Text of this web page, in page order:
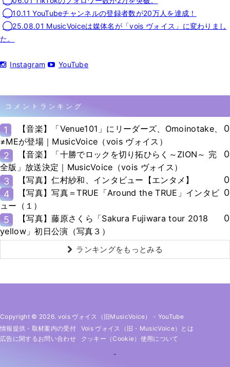
◯10.11 YouTubeチャンネルの登録者数が20万人を達成！
◯25.08.01 MusicVoiceは媒体名が「vois ヴォイス」に変わりまし
た。
Instagram YouTube
コメントランキング
1
【音楽】「Venue101」にリーダーズ、Omoinotake、
≠MEが登場｜MusicVoice（vois ヴォイス）
0
2
【音楽】「十勝でロックを切り拓ひらく～ZION～ 完
全版」放送決定｜MusicVoice（vois ヴォイス）
0
3 【写真】仁村紗和、インタビュー【エンタメ】
0
4
【写真】写真＝TRUE「Around the TRUE」インタビ
ュー（１）
0
5
【写真】藤原さくら「Sakura Fujiwara tour 2018
yellow」初日公演（写真３）
0
ランキングをもっとみる
Copyright © 2026. vois ヴォイス（旧MusicVoice） - YouTube
情報提供・取材案内の受付
Vois ヴォイス（旧・MusicVoice）とは
広告に関するお問い合わせ
クッキー（cookie）使用について
-